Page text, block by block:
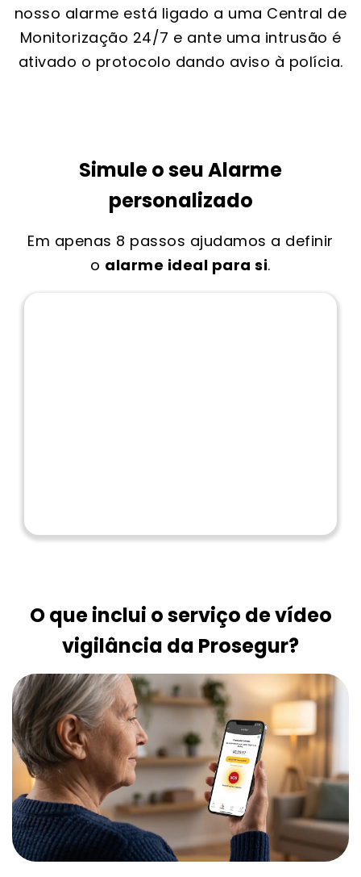
nosso alarme está ligado a uma Central de
Monitorização 24/7 e ante uma intrusão é
ativado o protocolo dando aviso à polícia.
Simule o seu Alarme
personalizado
Em apenas 8 passos ajudamos a definir
o alarme ideal para si.
O que inclui o serviço de vídeo
vigilância da Prosegur?